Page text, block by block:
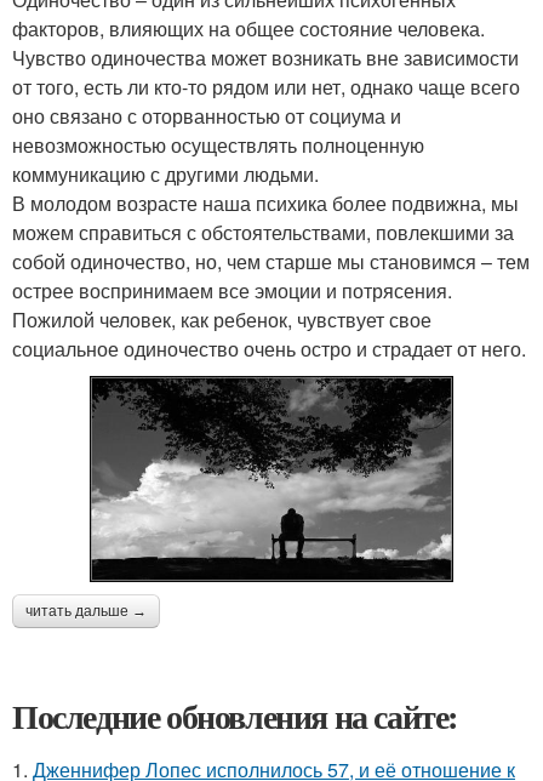
факторов, влияющих на общее состояние человека.
Чувство одиночества может возникать вне зависимости
от того, есть ли кто-то рядом или нет, однако чаще всего
оно связано с оторванностью от социума и
невозможностью осуществлять полноценную
коммуникацию с другими людьми.
В молодом возрасте наша психика более подвижна, мы
можем справиться с обстоятельствами, повлекшими за
собой одиночество, но, чем старше мы становимся – тем
острее воспринимаем все эмоции и потрясения.
Пожилой человек, как ребенок, чувствует свое
социальное одиночество очень остро и страдает от него.
читать дальше →
Последние обновления на сайте:
1. Дженнифер Лопес исполнилось 57, и её отношение к